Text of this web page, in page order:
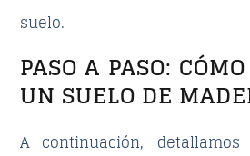
suelo.
PASO A PASO:
UN SUELO DE
A continuación,